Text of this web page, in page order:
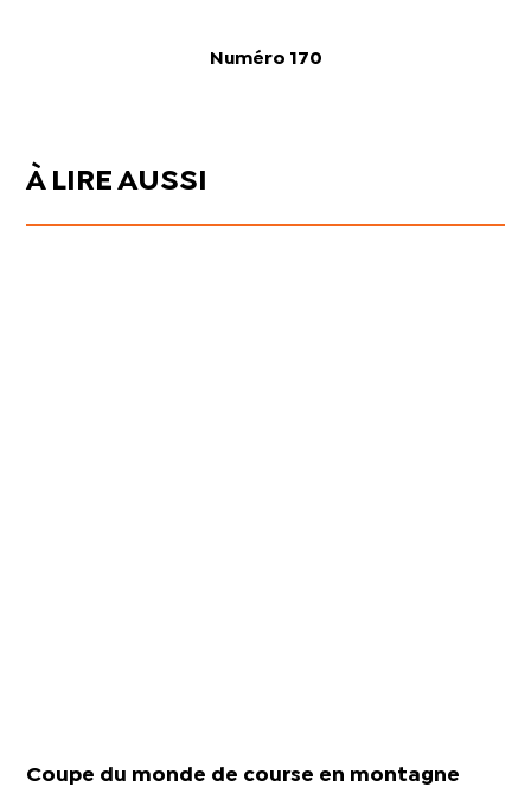
Numéro 170
À LIRE AUSSI
Coupe du monde de course en montagne